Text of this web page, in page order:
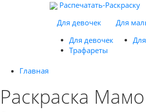
Распечатать-Раскраску
Для девочек
Для
Для девочек
Трафареты
Главная
Раскраска